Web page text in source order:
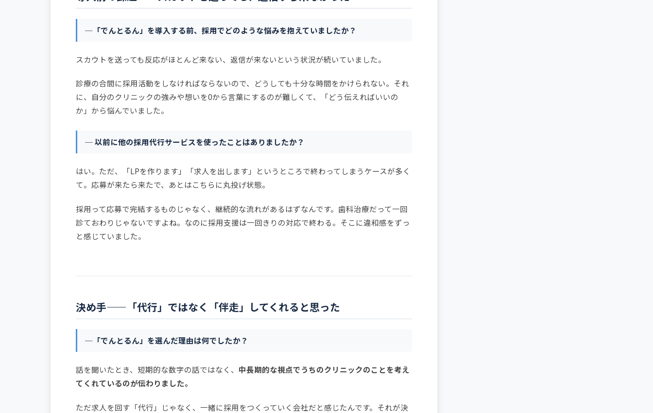
─「でんとるん」を導入する前、採用でどのような悩みを抱えていましたか？
スカウトを送っても反応がほとんど来ない、返信が来ないという状況が続いていました。
診療の合間に採用活動をしなければならないので、どうしても十分な時間をかけられない。それ
に、自分のクリニックの強みや想いを0から言葉にするのが難しくて、「どう伝えればいいの
か」から悩んでいました。
─ 以前に他の採用代行サービスを使ったことはありましたか？
はい。ただ、「LPを作ります」「求人を出します」というところで終わってしまうケースが多く
て。応募が来たら来たで、あとはこちらに丸投げ状態。
採用って応募で完結するものじゃなく、継続的な流れがあるはずなんです。歯科治療だって一回
診ておわりじゃないですよね。なのに採用支援は一回きりの対応で終わる。そこに違和感をずっ
と感じていました。
決め手——「代行」ではなく「伴走」してくれると思った
─「でんとるん」を選んだ理由は何でしたか？
話を聞いたとき、短期的な数字の話ではなく、 中長期的な視点でうちのクリニックのことを考え
てくれているのが伝わりました。
ただ求人を回す「代行」じゃなく、一緒に採用をつくっていく会社だと感じたんです。それが決